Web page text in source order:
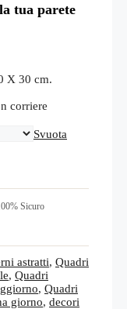
tua parete
X 30 cm.
corriere
Svuota
Sicuro
astratti, Quadri
, Quadri
, Quadri
giorno, decori